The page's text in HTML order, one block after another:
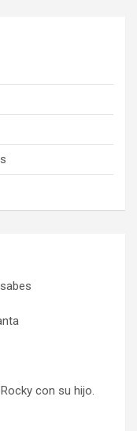
con su hijo.